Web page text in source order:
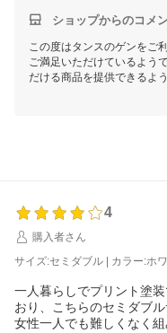
いでいけるんじゃないか
けど、そこまででもない
高さがある分下に収納ケ
りました。
今は1週間ぐらい使った所
ショップからのコメ
この度はタンスのゲンをご
ご満足いただけているよう
だける商品を提供できるよ
4
購入者さん
サイズ:セミダブル | カラー:ホ
一人暮らしでプリント塗
おり、こちらのセミダブ
女性一人でも難しくなく